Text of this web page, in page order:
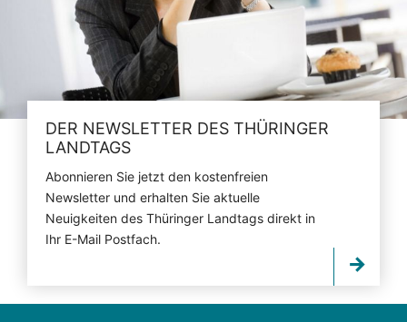
DER NEWSLETTER DES THÜRINGER
LANDTAGS
Abonnieren Sie jetzt den kostenfreien
Newsletter und erhalten Sie aktuelle
Neuigkeiten des Thüringer Landtags direkt in
Ihr E-Mail Postfach.